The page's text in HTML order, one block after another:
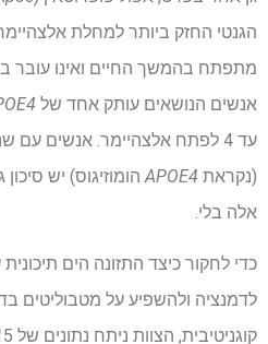
הגנטי החזק ביותר למחלת
מתפתח בהמשך החיים ואינו עובר
אנשים הנושאים עותק אחד של
עד 4 לפתח אלצהיימר. אנשים עם שני עותקים של
(נקראת APOE4
אלה בלי.
כדי לחקור כיצד התזונה הים
לדמנציה ולהשפיע על מטבוליטים